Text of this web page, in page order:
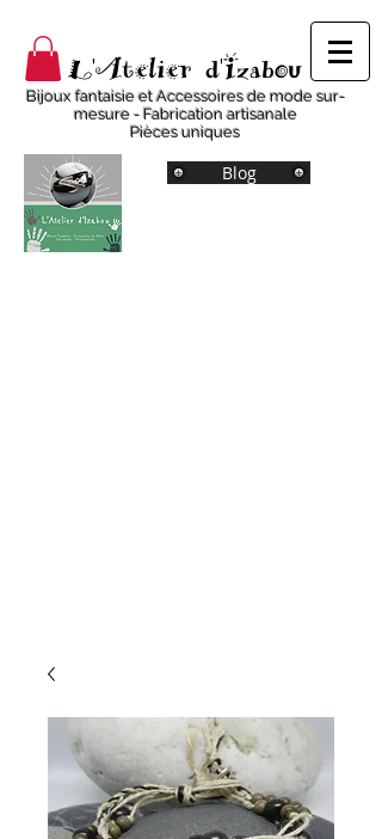
L'Atelier d'Izabou
Bijoux fantaisie et Accessoires de mode sur-
mesure - Fabrication artisanale
Pièces uniques
Blog